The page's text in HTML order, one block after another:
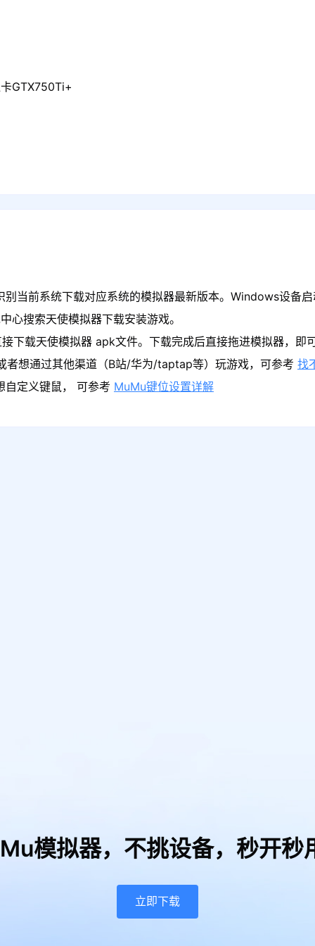
GTX750Ti+
当前系统下载对应系统的模拟器最新版本。Windows设备
心搜索天使模拟器下载安装游戏。
下载天使模拟器 apk文件。下载完成后直接拖进模拟器，即
者想通过其他渠道（B站/华为/taptap等）玩游戏，可参考 找
自定义键鼠， 可参考 MuMu键位设置详解
模拟器， 不挑设备，秒开秒
立即下载